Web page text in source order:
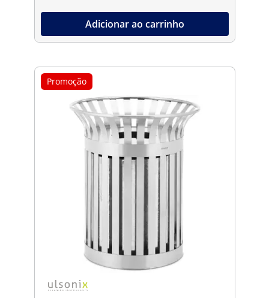
Adicionar ao carrinho
Promoção